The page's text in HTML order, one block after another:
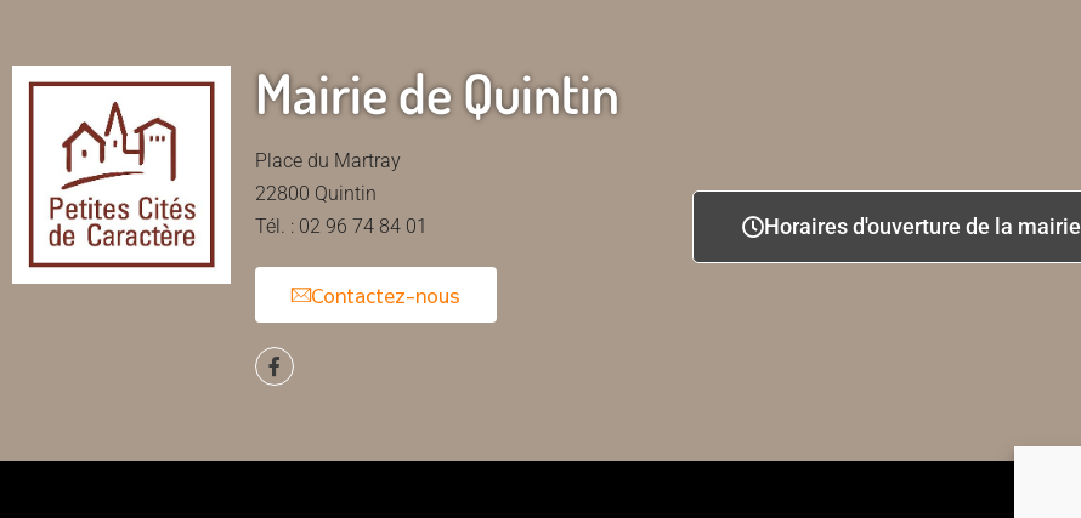
Mairie de Quintin
Place du Martray
22800 Quintin
Tél. : 02 96 74 84 01
Contactez-nous
Horaires d'ouverture de la mairie